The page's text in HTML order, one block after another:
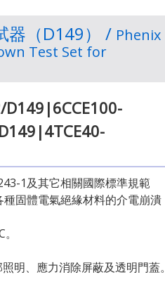
器（D149） / Phenix
Test Set for
D149|6CCE100-
1及其它相關國際標準規範
固體電氣絕緣材料的介電崩潰
明、應力消除屏蔽及透明門蓋。